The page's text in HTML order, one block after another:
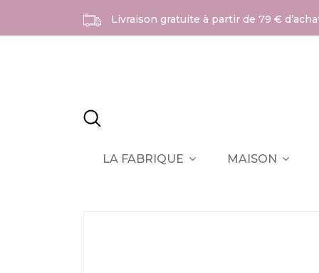
Livraison gratuite à partir de 79 €
LA FABRIQUE MAISON